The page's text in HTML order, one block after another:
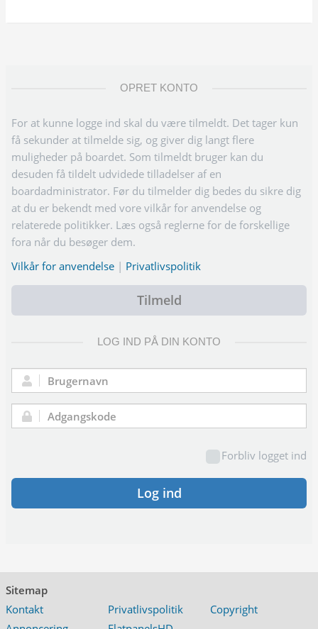
OPRET KONTO
For at kunne logge ind skal du være tilmeldt. Det tager kun
få sekunder at tilmelde sig, og giver dig langt flere
muligheder på boardet. Som tilmeldt bruger kan du
desuden få tildelt udvidede tilladelser af en
boardadministrator. Før du tilmelder dig bedes du sikre dig
at du er bekendt med vore vilkår for anvendelse og
relaterede politikker. Læs også reglerne for de forskellige
fora når du besøger dem.
Vilkår for anvendelse | Privatlivspolitik
Tilmeld
LOG IND PÅ DIN KONTO
Brugernavn:
Adgangskode:
Forbliv logget ind
Log ind
Sitemap
Kontakt
Privatlivspolitik
Copyright